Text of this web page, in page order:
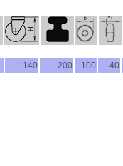
140 200 100 40